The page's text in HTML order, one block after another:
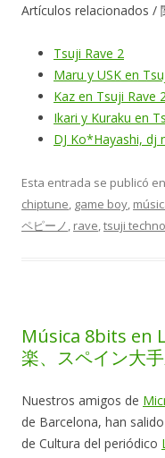
Artículos relacionados /
Tsuji Rave 2
Maru y USK en
Kaz en Tsuji Rave
Ikari y Kuraku en
DJ Ko*Hayashi, dj
Esta entrada se publicó
chiptune, game boy,
ペピーノ, rave,tsuji techno
Música 8bits en
楽、スペイン大
Nuestros amigos de
de Barcelona, han
de Cultura del periódico